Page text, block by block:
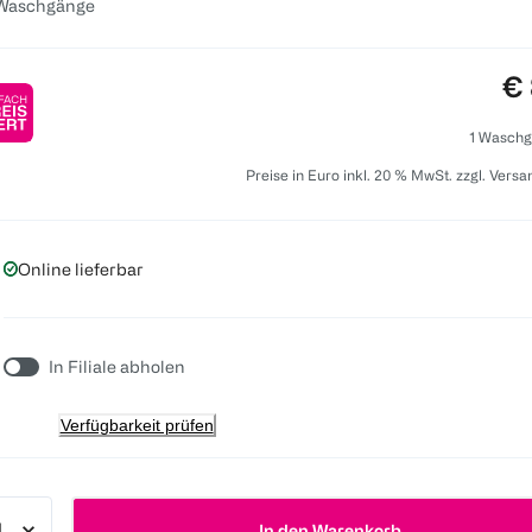
€
1
Preise in Euro inkl. 20 % MwSt. zzgl.
Online lieferbar
In Filiale abholen
Verfügbarkeit prüfen